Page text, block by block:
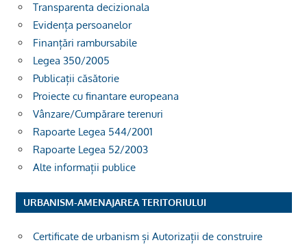
Transparenta decizionala
Evidența persoanelor
Finanțări rambursabile
Legea 350/2005
Publicații căsătorie
Proiecte cu finantare europeana
Vânzare/Cumpărare terenuri
Rapoarte Legea 544/2001
Rapoarte Legea 52/2003
Alte informații publice
URBANISM-AMENAJAREA TERITORIULUI
Certificate de urbanism și Autorizații de construire